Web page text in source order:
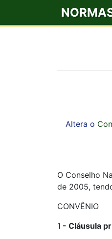
Altera o
O Conselho
de 2005,
CONVÊNIO
1 - Cláusula